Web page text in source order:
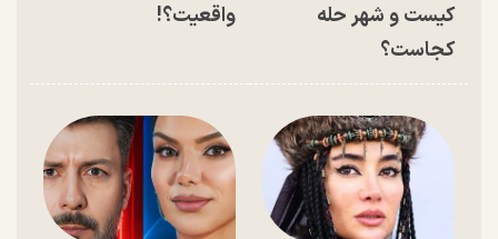
کیست و شهر حله
کجاست؟
واقعیت؟!